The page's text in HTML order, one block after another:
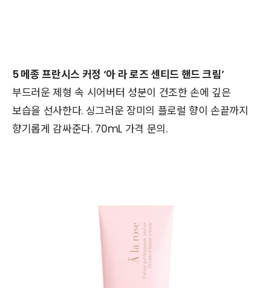
5 메종 프란시스 커정 ‘아 라 로즈 센티드 핸드 크림’
부드러운 제형 속 시어버터 성분이 건조한 손에 깊은
보습을 선사한다. 싱그러운 장미의 플로럴 향이 손끝까지
향기롭게 감싸준다. 70mL 가격 문의.